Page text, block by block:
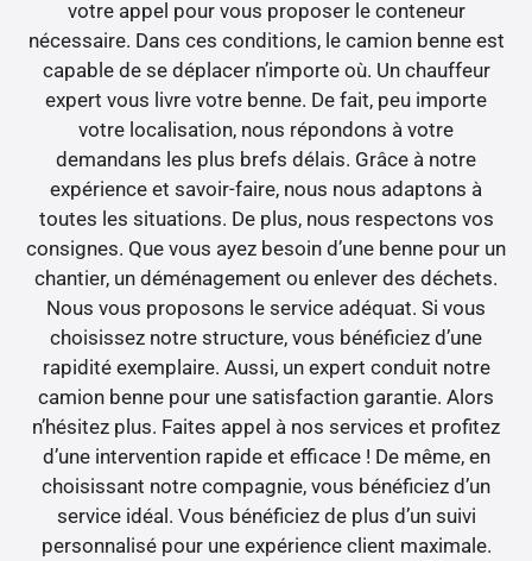
votre appel pour vous proposer le conteneur
nécessaire. Dans ces conditions, le camion benne est
capable de se déplacer n’importe où. Un chauffeur
expert vous livre votre benne. De fait, peu importe
votre localisation, nous répondons à votre
demandans les plus brefs délais. Grâce à notre
expérience et savoir-faire, nous nous adaptons à
toutes les situations. De plus, nous respectons vos
consignes. Que vous ayez besoin d’une benne pour un
chantier, un déménagement ou enlever des déchets.
Nous vous proposons le service adéquat. Si vous
choisissez notre structure, vous bénéficiez d’une
rapidité exemplaire. Aussi, un expert conduit notre
camion benne pour une satisfaction garantie. Alors
n’hésitez plus. Faites appel à nos services et profitez
d’une intervention rapide et efficace ! De même, en
choisissant notre compagnie, vous bénéficiez d’un
service idéal. Vous bénéficiez de plus d’un suivi
personnalisé pour une expérience client maximale.